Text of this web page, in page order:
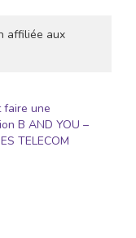
affiliée aux
faire une
B AND YOU –
TELECOM